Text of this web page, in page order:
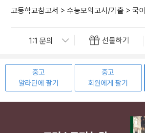
고등학교참고서 > 수능모의고사/기출 > 국
선물하기
중고
알라딘에 팔기
중고
회원에게 팔기